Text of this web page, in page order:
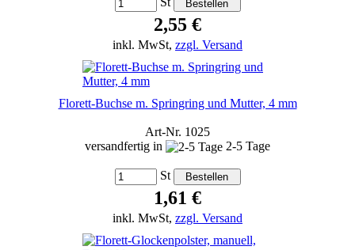
2,55 €
inkl. MwSt, zzgl. Versand
Florett-Buchse m. Springring und Mutter, 4 mm
Art-Nr. 1025
versandfertig in
2-5 Tage
St
1,61 €
inkl. MwSt, zzgl. Versand